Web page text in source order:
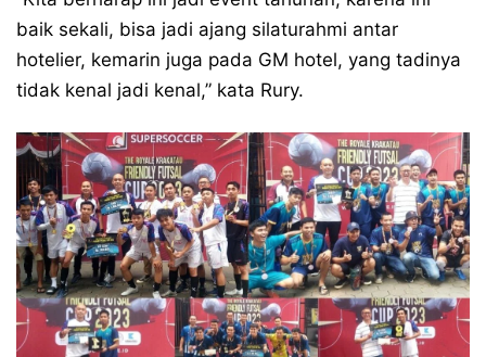
baik sekali, bisa jadi ajang silaturahmi antar
hotelier, kemarin juga pada GM hotel, yang tadinya
tidak kenal jadi kenal,” kata Rury.